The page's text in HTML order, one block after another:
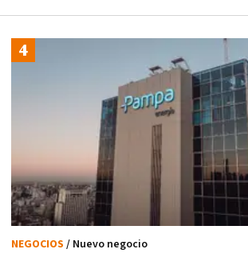
NEGOCIOS / Nuevo negocio